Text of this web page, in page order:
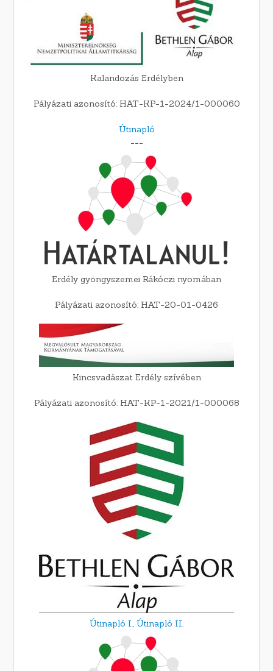
Kalandozás Erdélyben
Pályázati azonosító: HAT-KP-1-2024/1-000060
Útinapló
---
Erdély gyöngyszemei Rákóczi nyomában
Pályázati azonosító: HAT-20-01-0426
Kincsvadászat Erdély szívében
Pályázati azonosító: HAT-KP-1-2021/1-000068
Útinapló I., Útinapló II.